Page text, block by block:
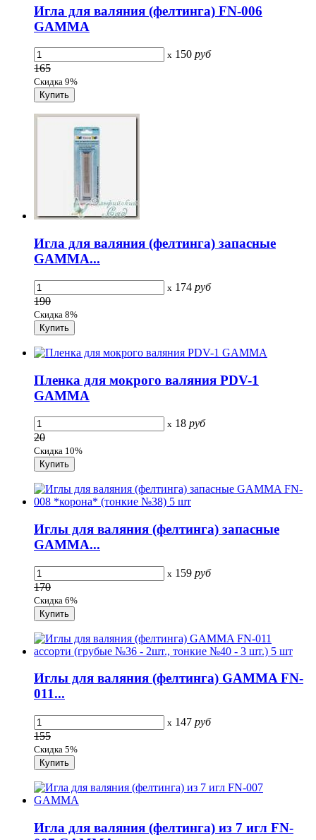
Игла для валяния (фелтинга) FN-006
GAMMA
x 150 руб
165
Скидка 9%
Игла для валяния (фелтинга) запасные
GAMMA...
x 174 руб
190
Скидка 8%
Пленка для мокрого валяния PDV-1
GAMMA
x 18 руб
20
Скидка 10%
Иглы для валяния (фелтинга) запасные
GAMMA...
x 159 руб
170
Скидка 6%
Иглы для валяния (фелтинга) GAMMA FN-
011...
x 147 руб
155
Скидка 5%
Игла для валяния (фелтинга) из 7 игл FN-